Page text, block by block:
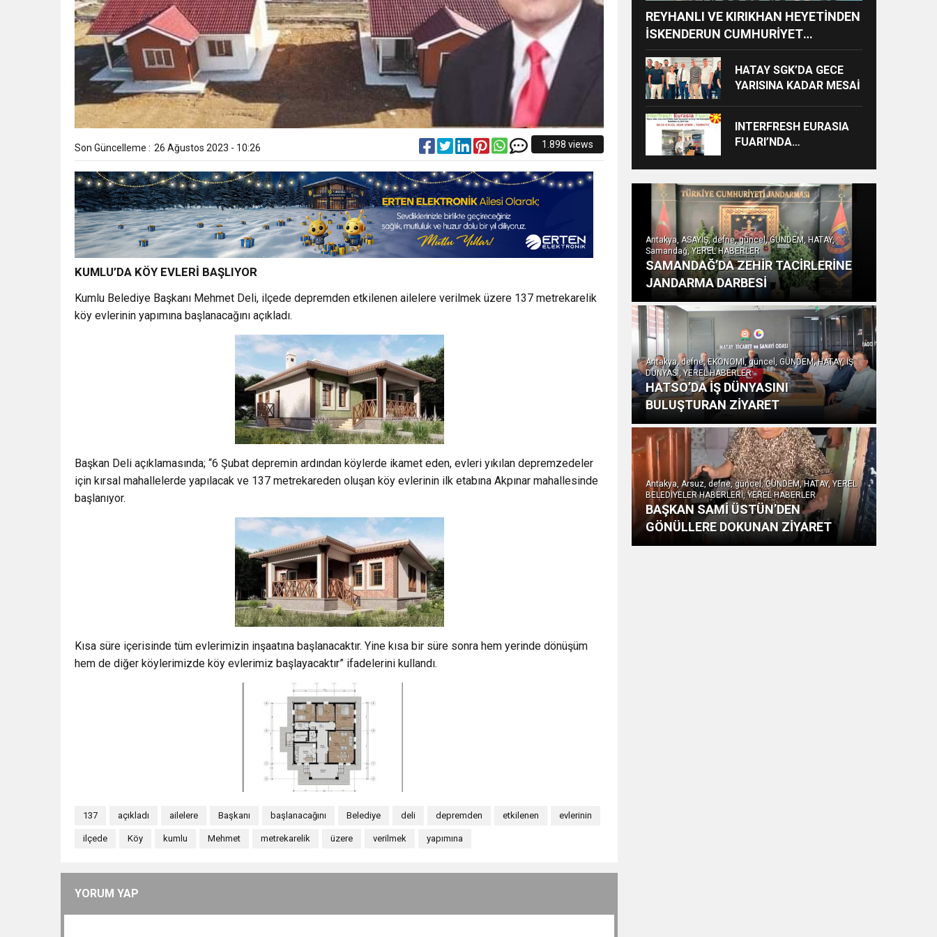
Son Güncelleme : 26 Ağustos 2023 - 10:26 1.898 views
KUMLU’DA KÖY EVLERİ BAŞLIYOR
Kumlu Belediye Başkanı Mehmet Deli, ilçede depremden etkilenen ailelere verilmek üzere 137 metrekarelik
köy evlerinin yapımına başlanacağını açıkladı.
Başkan Deli açıklamasında; “6 Şubat depremin ardından köylerde ikamet eden, evleri yıkılan depremzedeler
için kırsal mahallelerde yapılacak ve 137 metrekareden oluşan köy evlerinin ilk etabına Akpınar mahallesinde
başlanıyor.
Kısa süre içerisinde tüm evlerimizin inşaatına başlanacaktır. Yine kısa bir süre sonra hem yerinde dönüşüm
hem de diğer köylerimizde köy evlerimiz başlayacaktır” ifadelerini kullandı.
137 açıkladı ailelere Başkanı başlanacağını Belediye deli depremden etkilenen evlerinin
ilçede Köy kumlu Mehmet metrekarelik üzere verilmek yapımına
YORUM YAP
REYHANLI VE KIRIKHAN HEYETİNDEN
İSKENDERUN CUMHURİYET
BAŞSAVCILIĞINA ZİYARET
HATAY SGK’DA GECE
YARISINA KADAR MESAİ
INTERFRESH EURASIA
FUARI’NDA
BİRLİKLERİ İÇİN GERİ
SAYIM BAŞLADI
Antakya, ASAYİŞ, defne, güncel, GÜNDEM, HATAY,
Samandağ, YEREL HABERLER
SAMANDAĞ’DA ZEHİR TACİRLERİNE
JANDARMA DARBESİ
Antakya, defne, EKONOMİ, güncel, GÜNDEM, HATAY, İŞ
DÜNYASI, YEREL HABERLER
HATSO’DA İŞ DÜNYASINI
BULUŞTURAN ZİYARET
Antakya, Arsuz, defne, güncel, GÜNDEM, HATAY, YEREL
BELEDİYELER HABERLERİ, YEREL HABERLER
BAŞKAN SAMİ ÜSTÜN’DEN
GÖNÜLLERE DOKUNAN ZİYARET